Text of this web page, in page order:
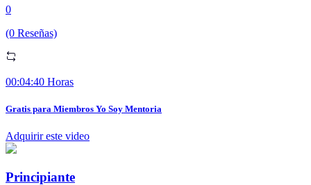
0
(0 Reseñas)
00:04:40 Horas
Gratis para Miembros Yo Soy Mentoria
Adquirir este video
Principiante